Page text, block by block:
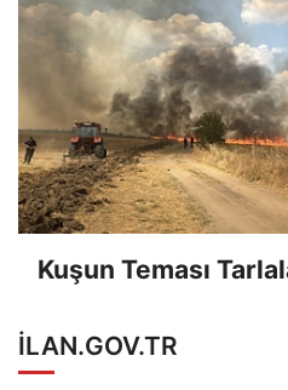
Kuşun Teması
ILAN.GOV.TR